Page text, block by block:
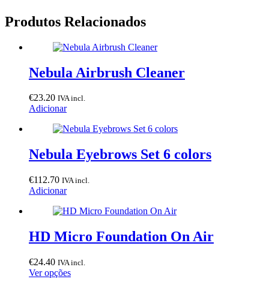
Produtos Relacionados
Nebula Airbrush Cleaner
€23.20 IVA incl.
Adicionar
Nebula Eyebrows Set 6 colors
€112.70 IVA incl.
Adicionar
HD Micro Foundation On Air
€24.40 IVA incl.
Ver opçõesThis